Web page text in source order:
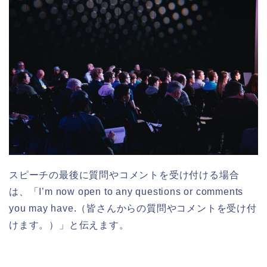
スピーチの最後に質問やコメントを受け付ける場合
は、「I’m now open to any questions or comments
you may have.（皆さんからの質問やコメントを受け付
けます。）」と伝えます。